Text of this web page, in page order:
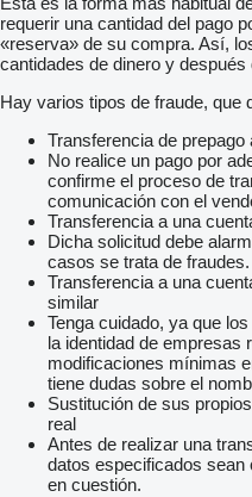
requerir una cantidad del pago
«reserva» de su compra. Así,
cantidades de dinero y
Hay varios tipos de fraude, que
Transferencia de prepago
No realice un pago por
confirme el proceso de
comunicación con el
Transferencia a una
Dicha solicitud debe
casos se trata de fraudes.
Transferencia a una
similar
Tenga cuidado, ya que
la identidad de empresas
modificaciones mínimas
tiene dudas sobre el
Sustitución de sus
real
Antes de realizar una
datos especificados
en cuestión.